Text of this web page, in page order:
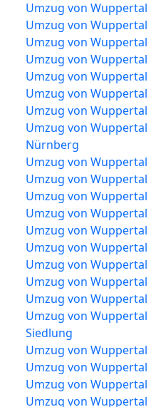
Umzug von Wuppertal
Umzug von Wuppertal
Umzug von Wuppertal
Umzug von Wuppertal
Umzug von
Umzug von
Umzug von
Umzug von Wuppertal
Nürnberg
Umzug von
Umzug von
Umzug von Wuppertal
Umzug von
Umzug von
Umzug von
Umzug von
Umzug von
Umzug von Wuppertal
Umzug von
Siedlung
Umzug von
Umzug von Wuppertal
Umzug von
Umzug von